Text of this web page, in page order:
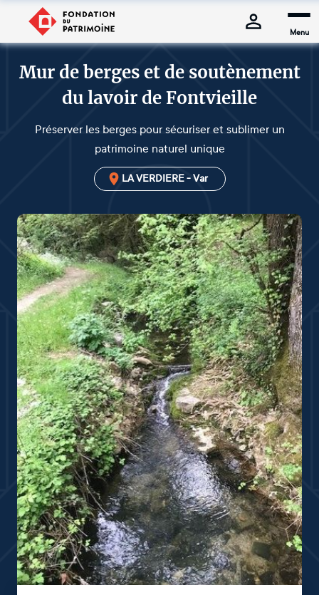
Menu
Mur de berges et de soutènement
du lavoir de Fontvieille
Préserver les berges pour sécuriser et sublimer un
patrimoine naturel unique
LA VERDIERE - Var